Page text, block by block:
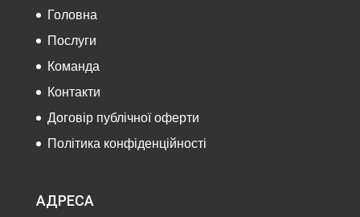
Головна
Послуги
Команда
Контакти
Договір публічної оферти
Політика конфіденційності
АДРЕСА